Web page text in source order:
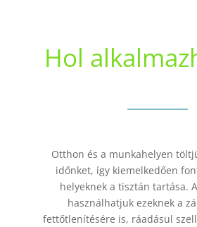
Hol
Otthon és a munkahelyen
időnket, így kiemelkedően
helyeknek a tisztán tartása.
használhatjuk ezeknek a
fettőtlenítésére is, ráadásul